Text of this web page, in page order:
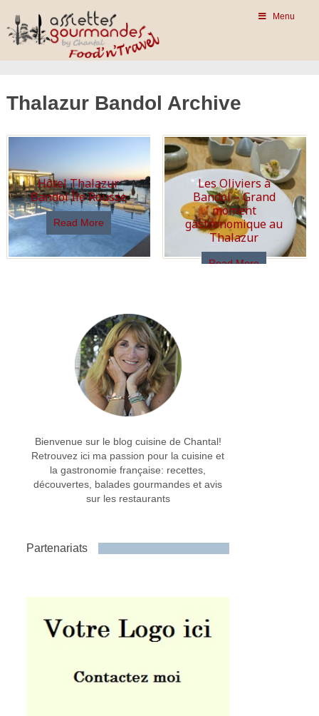
Menu
Thalazur Bandol Archive
Hôtel Thalazur
Bandol Île Rousse
Read More
Les Oliviers à
Bandol – Grand
moment
gastronomique au
Thalazur
Read More
Bienvenue sur le blog cuisine de Chantal!
Retrouvez ici ma passion pour la cuisine et
la gastronomie française: recettes,
découvertes, balades gourmandes et avis
sur les restaurants
Partenariats